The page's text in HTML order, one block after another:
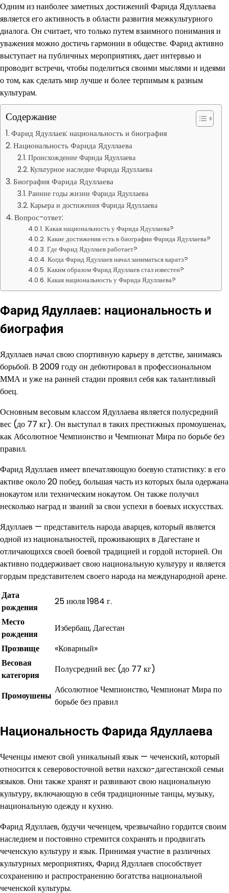
Одним из наиболее заметных достижений Фарида Ядуллаева
является его активность в области развития межкультурного
диалога. Он считает, что только путем взаимного понимания и
уважения можно достичь гармонии в обществе. Фарид активно
выступает на публичных мероприятиях, дает интервью и
проводит встречи, чтобы поделиться своими мыслями и идеями
о том, как сделать мир лучше и более терпимым к разным
культурам.
Содержание
Фарид Ядуллаев: национальность и биография
Национальность Фарида Ядуллаева
Происхождение Фарида Ядуллаева
Культурное наследие Фарида Ядуллаева
Биография Фарида Ядуллаева
Ранние годы жизни Фарида Ядуллаева
Карьера и достижения Фарида Ядуллаева
Вопрос-ответ:
Какая национальность у Фарида Ядуллаева?
Какие достижения есть в биографии Фарида Ядуллаева?
Где Фарид Ядуллаев работает?
Когда Фарид Ядуллаев начал заниматься каратэ?
Каким образом Фарид Ядуллаев стал известен?
Какая национальность у Фарида Ядуллаева?
Фарид Ядуллаев: национальность и
биография
Ядуллаев начал свою спортивную карьеру в детстве, занимаясь
борьбой. В 2009 году он дебютировал в профессиональном
ММА и уже на ранней стадии проявил себя как талантливый
боец.
Основным весовым классом Ядуллаева является полусредний
вес (до 77 кг). Он выступал в таких престижных промоушенах,
как Абсолютное Чемпионство и Чемпионат Мира по борьбе без
правил.
Фарид Ядуллаев имеет впечатляющую боевую статистику: в его
активе около 20 побед, большая часть из которых была одержана
нокаутом или техническим нокаутом. Он также получил
несколько наград и званий за свои успехи в боевых искусствах.
Ядуллаев — представитель народа аварцев, который является
одной из национальностей, проживающих в Дагестане и
отличающихся своей боевой традицией и гордой историей. Он
активно поддерживает свою национальную культуру и является
гордым представителем своего народа на международной арене.
Дата
рождения
25 июля 1984 г.
Место
рождения
Избербаш, Дагестан
Прозвище
«Коварный»
Весовая
категория
Полусредний вес (до 77 кг)
Промоушены
Абсолютное Чемпионство, Чемпионат Мира по
борьбе без правил
Национальность Фарида Ядуллаева
Чеченцы имеют свой уникальный язык — чеченский, который
относится к северовосточной ветви нахско-дагестанской семьи
языков. Они также хранят и развивают свою национальную
культуру, включающую в себя традиционные танцы, музыку,
национальную одежду и кухню.
Фарид Ядуллаев, будучи чеченцем, чрезвычайно гордится своим
наследием и постоянно стремится сохранять и продвигать
чеченскую культуру и язык. Принимая участие в различных
культурных мероприятиях, Фарид Ядуллаев способствует
сохранению и распространению богатства национальной
чеченской культуры.